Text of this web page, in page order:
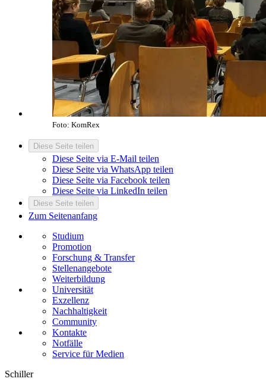
Foto: KomRex
Diese Seite teilen
Diese Seite via E-Mail teilen
Diese Seite via WhatsApp teilen
Diese Seite via Facebook teilen
Diese Seite via LinkedIn teilen
Diese Seite teilen
Zum Seitenanfang
Studium
Promotion
Forschung & Transfer
Stellenangebote
Weiterbildung
Universität
Exzellenz
Nachhaltigkeit
Community
Kontakte
Notfälle
Service für Medien
Schiller